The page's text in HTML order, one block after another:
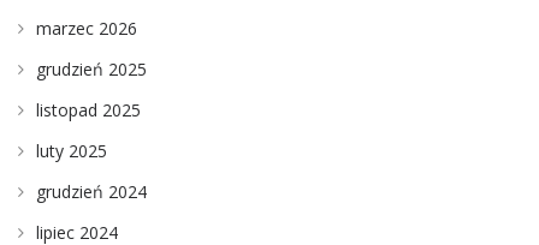
marzec 2026
grudzień 2025
listopad 2025
luty 2025
grudzień 2024
lipiec 2024